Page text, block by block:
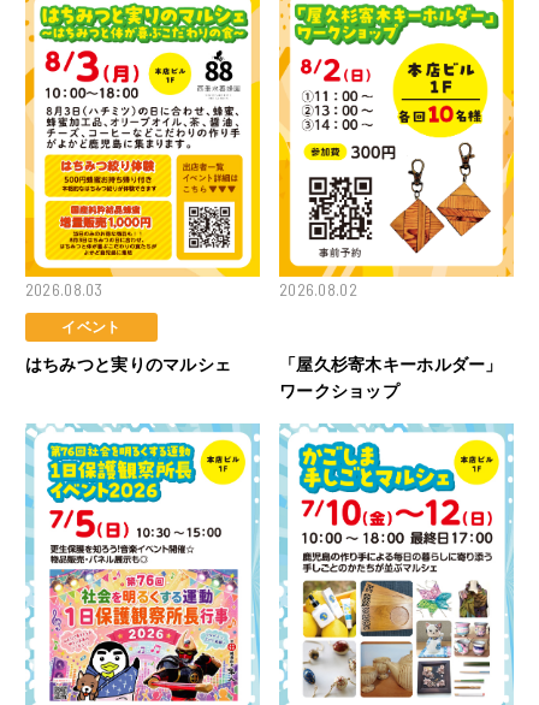
2026.08.03
イベント
はちみつと実りのマルシェ
2026.08.02
「屋久杉寄木キーホルダー」
ワークショップ